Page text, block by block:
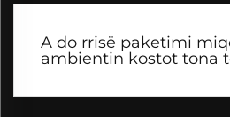
A do rrisë paketimi
ambientin kostot tona